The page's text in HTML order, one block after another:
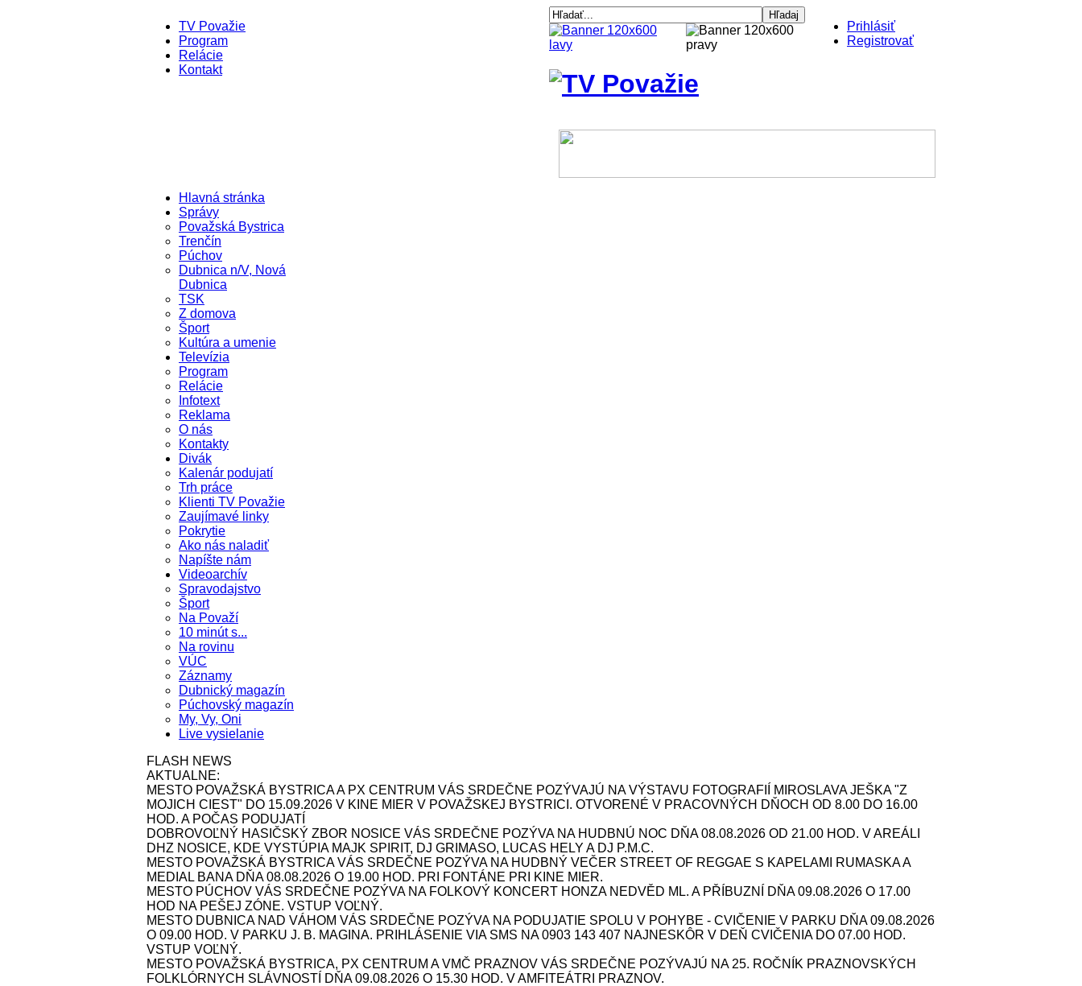
TV Považie
Program
Relácie
Kontakt
Prihlásiť
Registrovať
Hlavná stránka
Správy
Považská Bystrica
Trenčín
Púchov
Dubnica n/V, Nová
Dubnica
TSK
Z domova
Šport
Kultúra a umenie
Televízia
Program
Relácie
Infotext
Reklama
O nás
Kontakty
Divák
Kalenár podujatí
Trh práce
Klienti TV Považie
Zaujímavé linky
Pokrytie
Ako nás naladiť
Napíšte nám
Videoarchív
Spravodajstvo
Šport
Na Považí
10 minút s...
Na rovinu
VÚC
Záznamy
Dubnický magazín
Púchovský magazín
My, Vy, Oni
Live vysielanie
FLASH NEWS
AKTUALNE:
MESTO POVAŽSKÁ BYSTRICA A PX CENTRUM VÁS SRDEČNE POZÝVAJÚ NA VÝSTAVU FOTOGRAFIÍ MIROSLAVA JEŠKA "Z
MOJICH CIEST" DO 15.09.2026 V KINE MIER V POVAŽSKEJ BYSTRICI. OTVORENÉ V PRACOVNÝCH DŇOCH OD 8.00 DO 16.00
HOD. A POČAS PODUJATÍ
DOBROVOĽNÝ HASIČSKÝ ZBOR NOSICE VÁS SRDEČNE POZÝVA NA HUDBNÚ NOC DŇA 08.08.2026 OD 21.00 HOD. V AREÁLI
DHZ NOSICE, KDE VYSTÚPIA MAJK SPIRIT, DJ GRIMASO, LUCAS HELY A DJ P.M.C.
MESTO POVAŽSKÁ BYSTRICA VÁS SRDEČNE POZÝVA NA HUDBNÝ VEČER STREET OF REGGAE S KAPELAMI RUMASKA A
MEDIAL BANA DŇA 08.08.2026 O 19.00 HOD. PRI FONTÁNE PRI KINE MIER.
MESTO PÚCHOV VÁS SRDEČNE POZÝVA NA FOLKOVÝ KONCERT HONZA NEDVĚD ML. A PŘÍBUZNÍ DŇA 09.08.2026 O 17.00
HOD NA PEŠEJ ZÓNE. VSTUP VOĽNÝ.
MESTO DUBNICA NAD VÁHOM VÁS SRDEČNE POZÝVA NA PODUJATIE SPOLU V POHYBE - CVIČENIE V PARKU DŇA 09.08.2026
O 09.00 HOD. V PARKU J. B. MAGINA. PRIHLÁSENIE VIA SMS NA 0903 143 407 NAJNESKÔR V DEŇ CVIČENIA DO 07.00 HOD.
VSTUP VOĽNÝ.
MESTO POVAŽSKÁ BYSTRICA, PX CENTRUM A VMČ PRAZNOV VÁS SRDEČNE POZÝVAJÚ NA 25. ROČNÍK PRAZNOVSKÝCH
FOLKLÓRNYCH SLÁVNOSTÍ DŇA 09.08.2026 O 15.30 HOD. V AMFITEÁTRI PRAZNOV.